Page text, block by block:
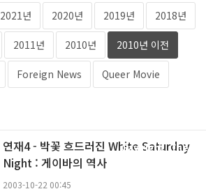
2021년 2020년 2019년 2018년
2011년 2010년 2010년 이전
Foreign News Queer Movie
Gay right, Theory
연재4 - 박꽃 흐드러진 White Saturday
Night : 게이바의 역사
2003-10-22 00:45